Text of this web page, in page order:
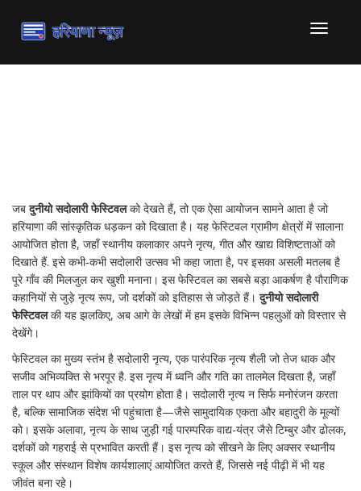
टॉगल
संचालित
जबदुनीयो सदोलारी फेस्टिवलको देखते हैं, तो एक ऐसा आयोजन सामने आता है जो
हरियाणा की सांस्कृतिक धड़कन को दिखाता है। यह फेस्टिवल ग्रामीण क्षेत्रों में सालाना
आयोजित होता है, जहाँ स्थानीय कलाकार अपने नृत्य, गीत और खाद्य विशिष्टताओं को
दिखाते हैं. इसे कभी‑कभीसदोलारी उत्सव भी कहा जाता है, पर इसका असली मतलब है
पूरे गाँव की मिलजुल कर खुशी मनाना। इस फेस्टिवल का सबसे बड़ा आकर्षण है पौराणिक
कहानियों से जुड़े नृत्य रूप, जो दर्शकों को इतिहास से जोड़ते हैं।दुनीयो सदोलारी
फेस्टिवलकी यह झलकिए, अब आगे के लेखों में हम इसके विभिन्न पहलुओं को विस्तार से
देखेंगे।
फेस्टिवल का मुख्य स्तंभ है सदोलारी नृत्य, एक पारंपरिक नृत्य शैली जो तेज धाक और
सजीव अभिव्यक्ति से भरपूर है. इस नृत्य में ध्वनि और गति का तालमेल दिखता है, जहाँ
ताल पर थाप और झांकियों का प्रयोग होता है। सदोलारी नृत्य न सिर्फ मनोरंजन करता
है, बल्कि सामाजिक संदेश भी पहुंचाता है—जैसे सामुदायिक एकता और बहादुरी के मूल्यों
को। इसके अलावा, नृत्य के साथ जुड़ी गई पारम्परिक वाद्य-यंत्रजैसे टिम्बुर और ढोलक,
दर्शकों को गहराई से प्रभावित करती हैं। इस नृत्य को सीखने के लिए अक्सर स्थानीय
स्कूल और संस्थान विशेष कार्यशालाएं आयोजित करते हैं, जिससे नई पीढ़ी में भी यह
जीवंत बना रहे।